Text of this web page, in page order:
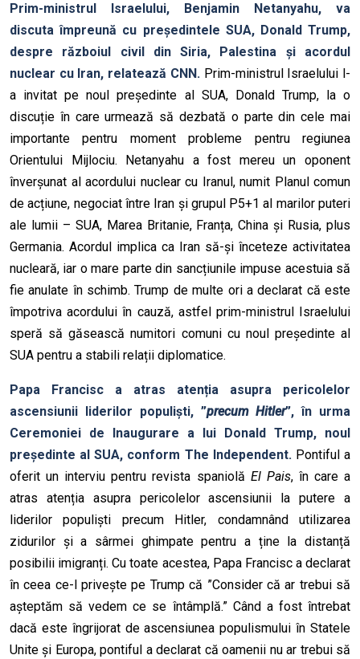
Prim-ministrul Israelului, Benjamin Netanyahu, va
discuta împreună cu președintele SUA, Donald Trump,
despre războiul civil din Siria, Palestina și acordul
nuclear cu Iran, relatează CNN.Prim-ministrul Israelului l-
a invitat pe noul președinte al SUA, Donald Trump, la o
discuție în care urmează să dezbată o parte din cele mai
importante pentru moment probleme pentru regiunea
Orientului Mijlociu. Netanyahu a fost mereu un oponent
înverșunat al acordului nuclear cu Iranul, numit Planul comun
de acțiune, negociat între Iran și grupul P5+1 al marilor puteri
ale lumii – SUA, Marea Britanie, Franța, China și Rusia, plus
Germania. Acordul implica ca Iran să-și înceteze activitatea
nucleară, iar o mare parte din sancțiunile impuse acestuia să
fie anulate în schimb. Trump de multe ori a declarat că este
împotriva acordului în cauză, astfel prim-ministrul Israelului
speră să găsească numitori comuni cu noul președinte al
SUA pentru a stabili relații diplomatice.
Papa Francisc a atras atenția asupra pericolelor
ascensiunii liderilor populiști, ”precum Hitler”, în urma
Ceremoniei de Inaugurare a lui Donald Trump, noul
președinte al SUA, conform The Independent.Pontiful a
oferit un interviu pentru revista spaniolă El Pais, în care a
atras atenția asupra pericolelor ascensiunii la putere a
liderilor populiști precum Hitler, condamnând utilizarea
zidurilor și a sârmei ghimpate pentru a ține la distanță
posibilii imigranți. Cu toate acestea, Papa Francisc a declarat
în ceea ce-l privește pe Trump că ”Consider că ar trebui să
așteptăm să vedem ce se întâmplă.” Când a fost întrebat
dacă este îngrijorat de ascensiunea populismului în Statele
Unite și Europa, pontiful a declarat că oamenii nu ar trebui să